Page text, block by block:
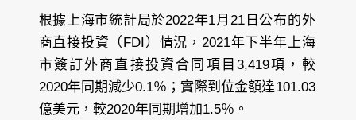
根據上海市統計局於2022年1月21日公布的外
商直接投資（FDI）情況，2021年下半年上海
市簽訂外商直接投資合同項目3,419項，較
2020年同期減少0.1％；實際到位金額達101.03
億美元，較2020年同期增加1.5％。